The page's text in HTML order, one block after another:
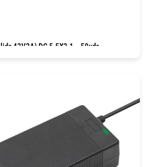
42V2A) DC 5.5X2.1 – 50uds